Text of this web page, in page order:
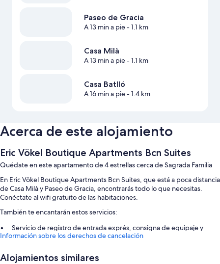
Paseo de Gracia
A 13 min a pie- 1.1 km
Casa Milà
A 13 min a pie- 1.1 km
Casa Batlló
A 16 min a pie- 1.4 km
Acerca de este alojamiento
Eric Vökel Boutique Apartments Bcn Suites
Quédate en este apartamento de 4 estrellas cerca de Sagrada Familia
En Eric Vökel Boutique Apartments Bcn Suites, que está a poca distancia
de Casa Milà y Paseo de Gracia, encontrarás todo lo que necesitas.
Conéctate al wifi gratuito de las habitaciones.
También te encantarán estos servicios:
Servicio de registro de entrada exprés, consigna de equipaje y
personal multilingüe
conserjería
Información sobre los derechos de cancelación
Alojamientos similares